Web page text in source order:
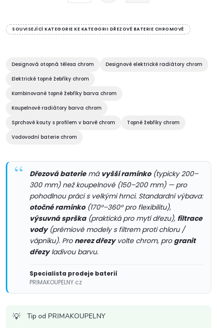
d
c
p
v
k
u
á
o
v
á
n
SOUVISEJÍCÍ KATEGORIE KE KATEGORII DŘEZOVÉ BATERIE CHROMOVÉ
Designová otopná tělesa chrom
Designové elektrické radiátory chrom
Elektrické topné žebříky chrom
Kombinované topné žebříky barva chrom
Koupelnové radiátory barva chrom
Sprchové kouty s profilem v barvě chrom
Topné žebříky chrom
Vodovodní baterie chrom
Dřezová bateriemá vyšší ramínko(typicky 200–
300 mm) než koupelnové (150–200 mm) — pro
pohodlnou práci s velkými hrnci. Standardní výbava:
otočné ramínko(170°–360° pro flexibilitu),
výsuvná sprška(praktická pro mytí dřezu), filtrace
vody(prémiové modely s filtrem proti chloru /
vápníku). Pro nerez dřezyvolte chrom, pro granit
dřezyladivou barvu.
Specialista prodeje baterií
PRIMAKOUPELNY.cz
Tip od PRIMAKOUPELNY